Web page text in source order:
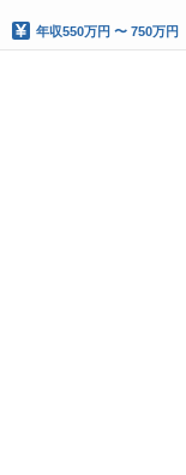
年収550万円 〜 750万円